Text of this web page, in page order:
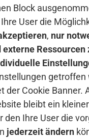
Block
User die
, nur
externe Ressourcen
getroffen
der Cookie Banner.
bleibt ein
den Ihre User die
jederzeit ändern